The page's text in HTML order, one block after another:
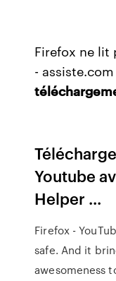
Firefox ne lit
-
Youtube
Helper ...
Firefox -
safe. And it
awesomeness